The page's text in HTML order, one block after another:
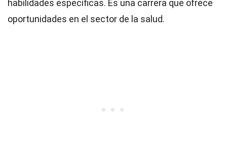
habilidades específicas. Es una carrera que ofrece
oportunidades en el sector de la salud.